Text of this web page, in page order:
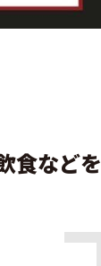
食などを